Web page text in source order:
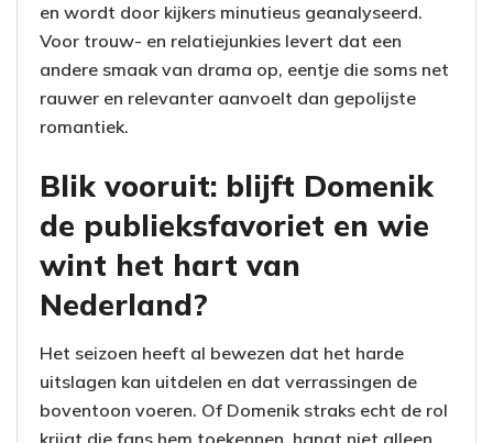
en wordt door kijkers minutieus geanalyseerd.
Voor trouw- en relatiejunkies levert dat een
andere smaak van drama op, eentje die soms net
rauwer en relevanter aanvoelt dan gepolijste
romantiek.
Blik vooruit: blijft Domenik
de publieksfavoriet en wie
wint het hart van
Nederland?
Het seizoen heeft al bewezen dat het harde
uitslagen kan uitdelen en dat verrassingen de
boventoon voeren. Of Domenik straks echt de rol